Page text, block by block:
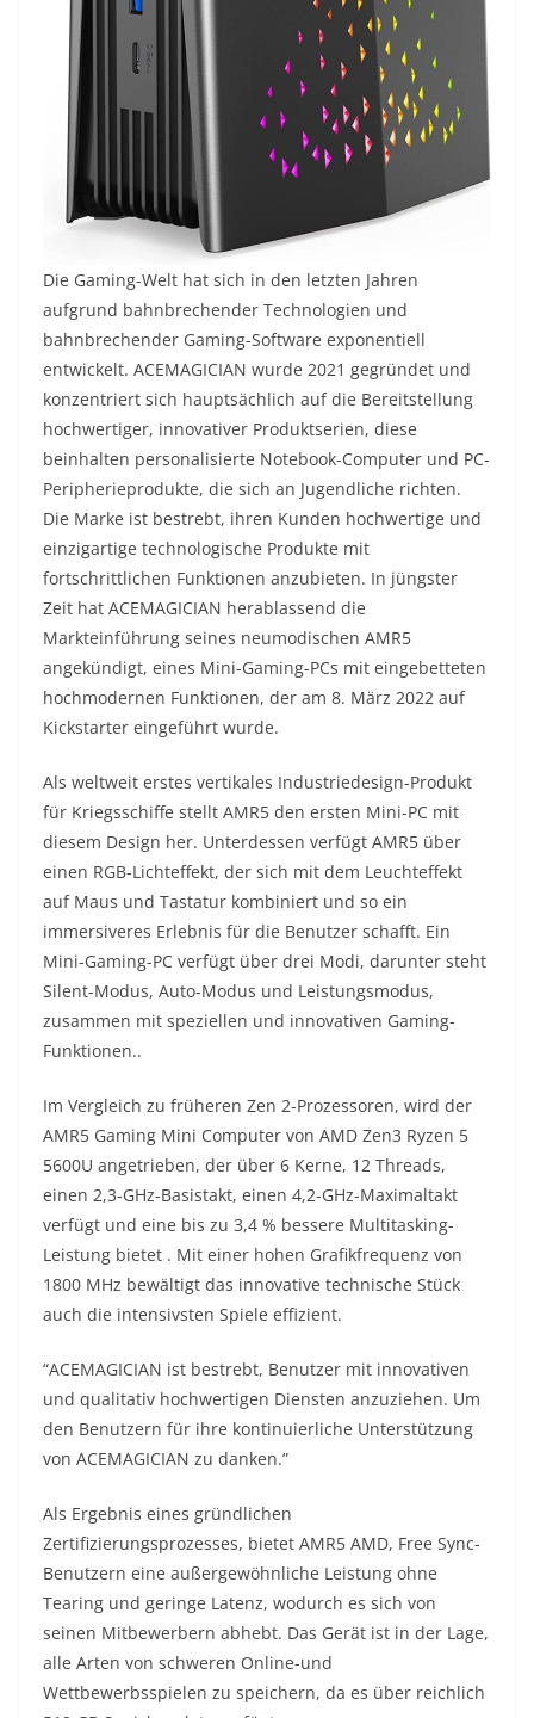
Die Gaming-Welt hat sich in den letzten Jahren
aufgrund bahnbrechender Technologien und
bahnbrechender Gaming-Software exponentiell
entwickelt. ACEMAGICIAN wurde 2021 gegründet und
konzentriert sich hauptsächlich auf die Bereitstellung
hochwertiger, innovativer Produktserien, diese
beinhalten personalisierte Notebook-Computer und PC-
Peripherieprodukte, die sich an Jugendliche richten.
Die Marke ist bestrebt, ihren Kunden hochwertige und
einzigartige technologische Produkte mit
fortschrittlichen Funktionen anzubieten. In jüngster
Zeit hat ACEMAGICIAN herablassend die
Markteinführung seines neumodischen AMR5
angekündigt, eines Mini-Gaming-PCs mit eingebetteten
hochmodernen Funktionen, der am 8. März 2022 auf
Kickstarter eingeführt wurde.
Als weltweit erstes vertikales Industriedesign-Produkt
für Kriegsschiffe stellt AMR5 den ersten Mini-PC mit
diesem Design her. Unterdessen verfügt AMR5 über
einen RGB-Lichteffekt, der sich mit dem Leuchteffekt
auf Maus und Tastatur kombiniert und so ein
immersiveres Erlebnis für die Benutzer schafft. Ein
Mini-Gaming-PC verfügt über drei Modi, darunter steht
Silent-Modus, Auto-Modus und Leistungsmodus,
zusammen mit speziellen und innovativen Gaming-
Funktionen..
Im Vergleich zu früheren Zen 2-Prozessoren, wird der
AMR5 Gaming Mini Computer von AMD Zen3 Ryzen 5
5600U angetrieben, der über 6 Kerne, 12 Threads,
einen 2,3-GHz-Basistakt, einen 4,2-GHz-Maximaltakt
verfügt und eine bis zu 3,4 % bessere Multitasking-
Leistung bietet . Mit einer hohen Grafikfrequenz von
1800 MHz bewältigt das innovative technische Stück
auch die intensivsten Spiele effizient.
“ACEMAGICIAN ist bestrebt, Benutzer mit innovativen
und qualitativ hochwertigen Diensten anzuziehen. Um
den Benutzern für ihre kontinuierliche Unterstützung
von ACEMAGICIAN zu danken.”
Als Ergebnis eines gründlichen
Zertifizierungsprozesses, bietet AMR5 AMD, Free Sync-
Benutzern eine außergewöhnliche Leistung ohne
Tearing und geringe Latenz, wodurch es sich von
seinen Mitbewerbern abhebt. Das Gerät ist in der Lage,
alle Arten von schweren Online-und
Wettbewerbsspielen zu speichern, da es über reichlich